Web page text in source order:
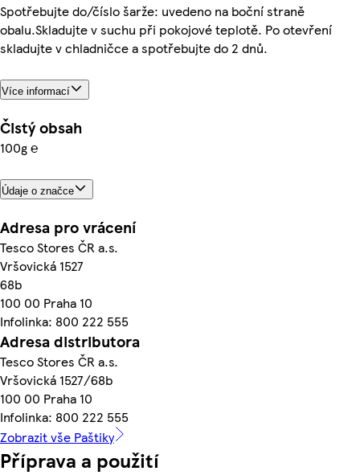
Spotřebujte do/číslo šarže: uvedeno na boční straně
obalu.Skladujte v suchu při pokojové teplotě. Po otevření
skladujte v chladničce a spotřebujte do 2 dnů.
Více informací
Čistý obsah
100g ℮
Údaje o značce
Adresa pro vrácení
Tesco Stores ČR a.s.
Vršovická 1527
68b
100 00 Praha 10
Infolinka: 800 222 555
Adresa distributora
Tesco Stores ČR a.s.
Vršovická 1527/68b
100 00 Praha 10
Infolinka: 800 222 555
Zobrazit vše Paštiky
Příprava a použití